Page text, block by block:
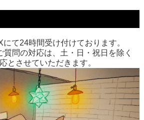
て24時間受け付けております。
問の対応は、土・日・祝日を除く
とさせていただきます。